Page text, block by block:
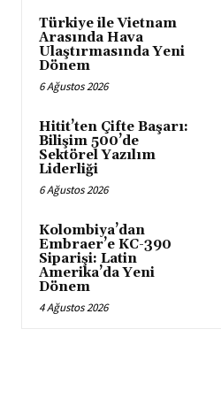
Türkiye ile Vietnam
Arasında Hava
Ulaştırmasında Yeni
Dönem
6 Ağustos 2026
Hitit’ten Çifte Başarı:
Bilişim 500’de
Sektörel Yazılım
Liderliği
6 Ağustos 2026
Kolombiya’dan
Embraer’e KC-390
Siparişi: Latin
Amerika’da Yeni
Dönem
4 Ağustos 2026